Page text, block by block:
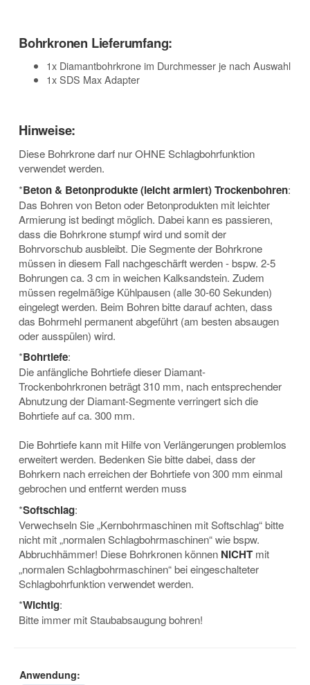
Bohrkronen Lieferumfang:
1x Diamantbohrkrone im Durchmesser je nach Auswahl
1x SDS Max Adapter
Hinweise:
Diese Bohrkrone darf nur OHNE Schlagbohrfunktion
verwendet werden.
*Beton & Betonprodukte (leicht armiert) Trockenbohren:
Das Bohren von Beton oder Betonprodukten mit leichter
Armierung ist bedingt möglich. Dabei kann es passieren,
dass die Bohrkrone stumpf wird und somit der
Bohrvorschub ausbleibt. Die Segmente der Bohrkrone
müssen in diesem Fall nachgeschärft werden - bspw. 2-5
Bohrungen ca. 3 cm in weichen Kalksandstein. Zudem
müssen regelmäßige Kühlpausen (alle 30-60 Sekunden)
eingelegt werden. Beim Bohren bitte darauf achten, dass
das Bohrmehl permanent abgeführt (am besten absaugen
oder ausspülen) wird.
*Bohrtiefe:
Die anfängliche Bohrtiefe dieser Diamant-
Trockenbohrkronen beträgt 310 mm, nach entsprechender
Abnutzung der Diamant-Segmente verringert sich die
Bohrtiefe auf ca. 300 mm.
Die Bohrtiefe kann mit Hilfe von Verlängerungen problemlos
erweitert werden. Bedenken Sie bitte dabei, dass der
Bohrkern nach erreichen der Bohrtiefe von 300 mm einmal
gebrochen und entfernt werden muss
*Softschlag:
Verwechseln Sie „Kernbohrmaschinen mit Softschlag“ bitte
nicht mit „normalen Schlagbohrmaschinen“ wie bspw.
Abbruchhämmer! Diese Bohrkronen können NICHT mit
„normalen Schlagbohrmaschinen“ bei eingeschalteter
Schlagbohrfunktion verwendet werden.
*Wichtig:
Bitte immer mit Staubabsaugung bohren!
Anwendung: